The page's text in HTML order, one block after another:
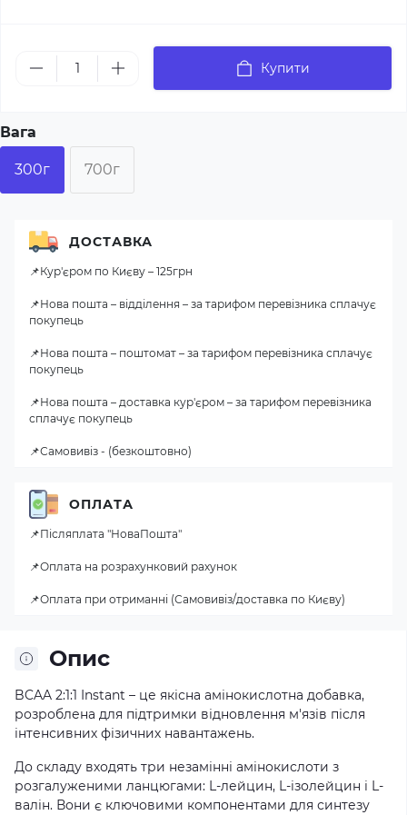
Купити
Вага
300г 700г
Опис
BCAA 2:1:1 Instant – це якісна амінокислотна добавка,
розроблена для підтримки відновлення м'язів після
інтенсивних фізичних навантажень.
До складу входять три незамінні амінокислоти з
розгалуженими ланцюгами: L-лейцин, L-ізолейцин і L-
валін. Вони є ключовими компонентами для синтезу
ДОСТАВКА
📌Кур'єром по Києву – 125грн
📌Нова пошта – відділення – за тарифом перевізника сплачує
покупець
📌Нова пошта – поштомат – за тарифом перевізника сплачує
покупець
📌Нова пошта – доставка кур'єром – за тарифом перевізника
сплачує покупець
📌Самовивіз - (безкоштовно)
ОПЛАТА
📌Післяплата "НоваПошта"
📌Оплата на розрахунковий рахунок
📌Оплата при отриманні (Самовивіз/доставка по Києву)